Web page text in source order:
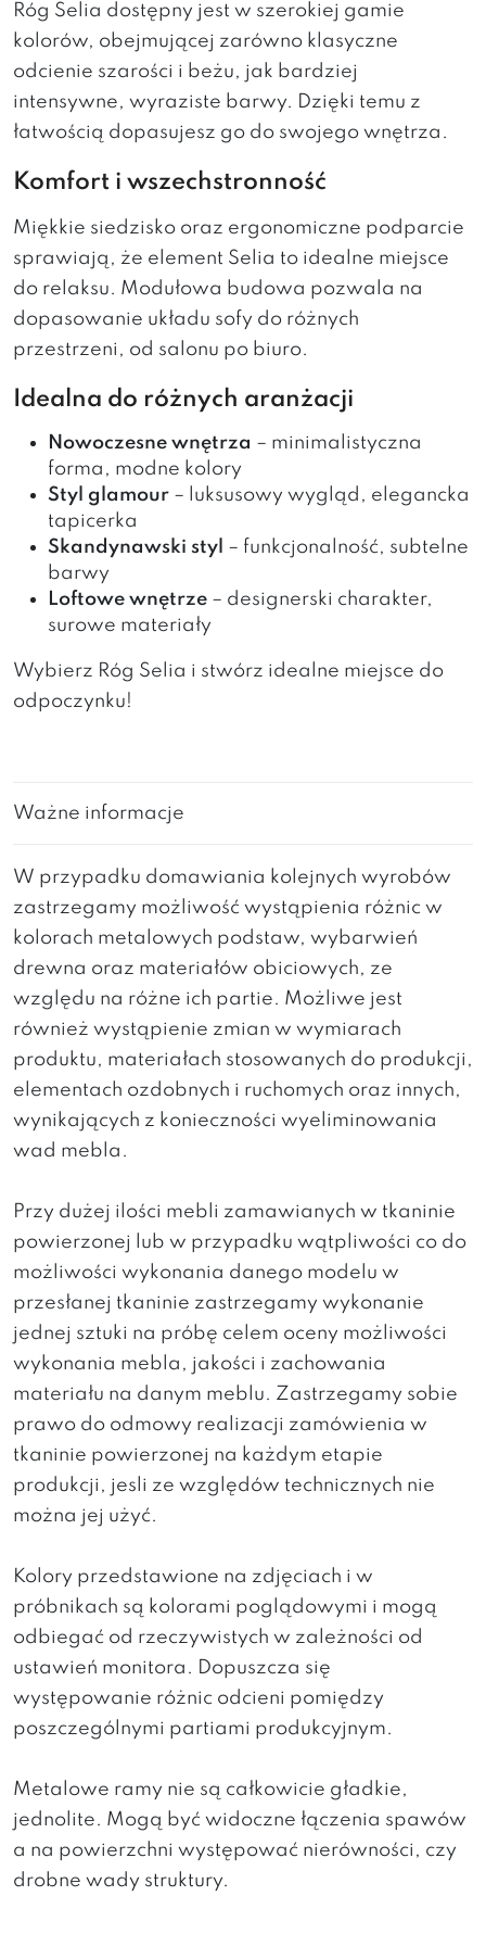
Róg Selia dostępny jest w szerokiej gamie
kolorów, obejmującej zarówno klasyczne
odcienie szarości i beżu, jak bardziej
intensywne, wyraziste barwy. Dzięki temu z
łatwością dopasujesz go do swojego wnętrza.
Komfort i wszechstronność
Miękkie siedzisko oraz ergonomiczne podparcie
sprawiają, że element Selia to idealne miejsce
do relaksu. Modułowa budowa pozwala na
dopasowanie układu sofy do różnych
przestrzeni, od salonu po biuro.
Idealna do różnych aranżacji
Nowoczesne wnętrza – minimalistyczna
forma, modne kolory
Styl glamour – luksusowy wygląd, elegancka
tapicerka
Skandynawski styl – funkcjonalność, subtelne
barwy
Loftowe wnętrze – designerski charakter,
surowe materiały
Wybierz Róg Selia i stwórz idealne miejsce do
odpoczynku!
Ważne informacje
W przypadku domawiania kolejnych wyrobów
zastrzegamy możliwość wystąpienia różnic w
kolorach metalowych podstaw, wybarwień
drewna oraz materiałów obiciowych, ze
względu na różne ich partie. Możliwe jest
również wystąpienie zmian w wymiarach
produktu, materiałach stosowanych do produkcji,
elementach ozdobnych i ruchomych oraz innych,
wynikających z konieczności wyeliminowania
wad mebla.
Przy dużej ilości mebli zamawianych w tkaninie
powierzonej lub w przypadku wątpliwości co do
możliwości wykonania danego modelu w
przesłanej tkaninie zastrzegamy wykonanie
jednej sztuki na próbę celem oceny możliwości
wykonania mebla, jakości i zachowania
materiału na danym meblu. Zastrzegamy sobie
prawo do odmowy realizacji zamówienia w
tkaninie powierzonej na każdym etapie
produkcji, jesli ze względów technicznych nie
można jej użyć.
Kolory przedstawione na zdjęciach i w
próbnikach są kolorami poglądowymi i mogą
odbiegać od rzeczywistych w zależności od
ustawień monitora. Dopuszcza się
występowanie różnic odcieni pomiędzy
poszczególnymi partiami produkcyjnym.
Metalowe ramy nie są całkowicie gładkie,
jednolite. Mogą być widoczne łączenia spawów
a na powierzchni występować nierówności, czy
drobne wady struktury.